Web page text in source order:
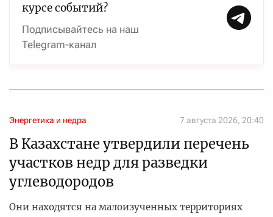
курсе событий?
Подписывайтесь на наш
Telegram-канал
Энергетика и недра 7 августа 2026, 20:40
В Казахстане утвердили перечень
участков недр для разведки
углеводородов
Они находятся на малоизученных территориях